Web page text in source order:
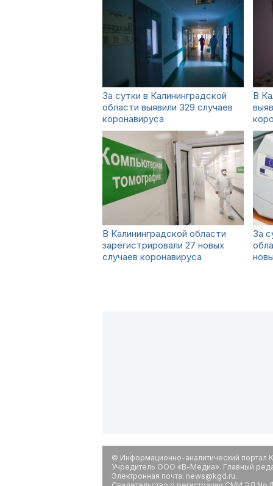
За сутки в Калининградской
области выявили 329 случаев
коронавируса
В
В Калининградской области
зарегистрировали 27 новых
случаев коронавируса
За
© Информационно-аналитический портал
Учредитель ООО «В-Медиа». Главный
Электронная почта: news@kgd.ru.